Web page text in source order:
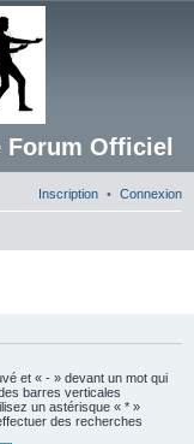
Forum Officiel
Connexion
Inscription
et « - » devant un mot qui
barres verticales
un astérisque « * »
des recherches